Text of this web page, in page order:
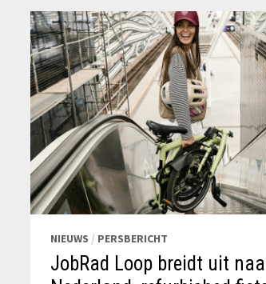
NIEUWS / PERSBERICHT
JobRad Loop breidt uit